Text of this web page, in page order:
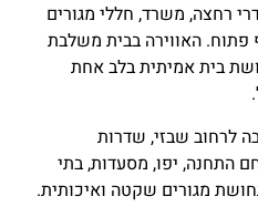
כולל 4 חדרי שינה, 4 חדרי רחצה, משרד, חללי מגורים
פתוח. האווירה בבית משלבת
בית אמיתית בלב אחת
לרחוב שבזי, שדרות
התחנה, יפו, מסעדות, בתי
מגורים שקטה ואיכותית.